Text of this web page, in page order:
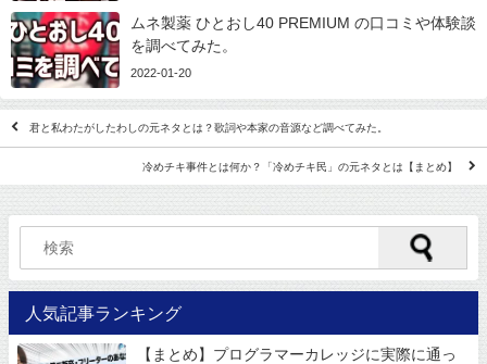
ムネ製薬 ひとおし40 PREMIUM の口コミや体験談
を調べてみた。
2022-01-20
君と私わたがしたわしの元ネタとは？歌詞や本家の音源など調べてみた。
冷めチキ事件とは何か？「冷めチキ民」の元ネタとは【まとめ】
人気記事ランキング
【まとめ】プログラマーカレッジに実際に通っ